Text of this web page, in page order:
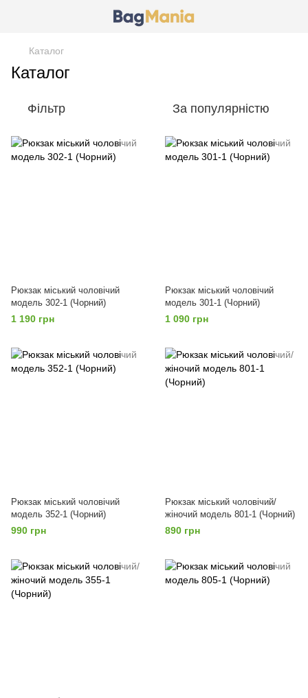
Каталог
Каталог
Фільтр За популярністю
Рюкзак міський чоловічий
модель 302-1 (Чорний)
1 190 грн
Рюкзак міський чоловічий
модель 301-1 (Чорний)
1 090 грн
Рюкзак міський чоловічий
модель 352-1 (Чорний)
990 грн
Рюкзак міський чоловічий/
жіночий модель 801-1 (Чорний)
890 грн